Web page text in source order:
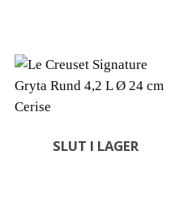
SLUT I LAGER